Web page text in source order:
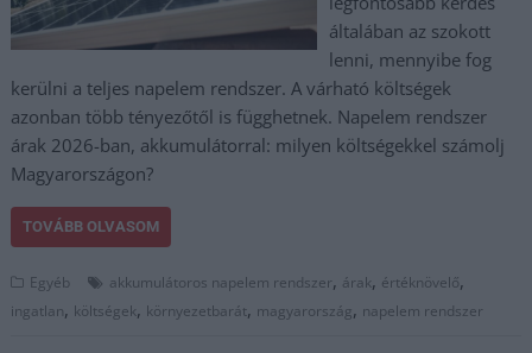
általában az szokott
lenni, mennyibe fog
kerülni a teljes napelem rendszer. A várható költségek
azonban több tényezőtől is függhetnek. Napelem rendszer
árak 2026-ban, akkumulátorral: milyen költségekkel számolj
Magyarországon?
TOVÁBB OLVASOM
Egyéb akkumulátoros napelem rendszer, árak, értéknövelő,
ingatlan, költségek, környezetbarát, magyarország, napelem rendszer